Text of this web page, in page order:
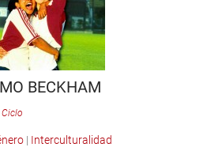
BECKHAM
Ciclo
| Interculturalidad